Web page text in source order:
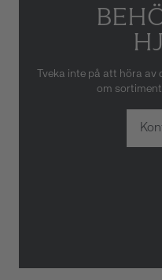
Tveka inte på att höra
om